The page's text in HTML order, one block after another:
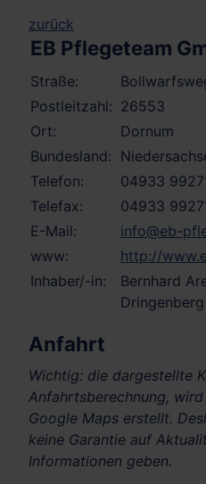
zurück
EB Pflegeteam
Straße:
Postleitzahl: 26553
Ort:
Dornum
Bundesland:
Telefon:
04933
Telefax:
04933
E-Mail:
info@eb-
www:
http://
Inhaber/-in:
Bernhard
Dringenberg
Anfahrt
Wichtig: die dargestellte
Anfahrtsberechnung,
Google Maps erstellt.
keine Garantie auf
Informationen geben.